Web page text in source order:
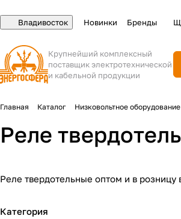
Владивосток Новинки Бренды
Крупнейший комплексный
поставщик электротехнической
и кабельной продукции
Главная Каталог Низковольтное оборудование
Реле
Реле твердотельные оптом и в
Категория